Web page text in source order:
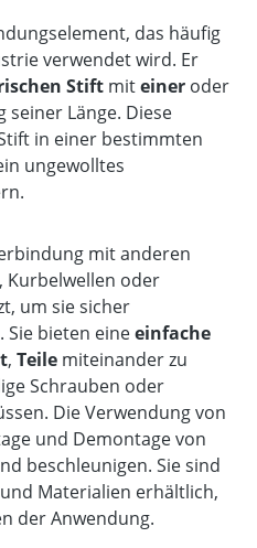
das häufig
verwendet wird. Er
Stift miteiner oder
seiner Länge. Diese
in einer bestimmten
ungewolltes
mit anderen
Kurbelwellen oder
um sie sicher
bieten eineeinfache
, Teile miteinander zu
Schrauben oder
Die Verwendung von
und Demontage von
beschleunigen. Sie sind
Materialien erhältlich,
der Anwendung.